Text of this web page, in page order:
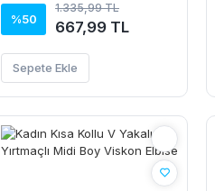
Beyaz/Vizon
%50
1.335,99 TL
667,99 TL
Sepete Ekle